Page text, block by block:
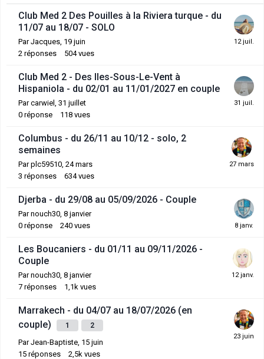
Club Med 2 Des Pouilles à la Riviera turque - du
11/07 au 18/07 - SOLO
ParJacques 19 juin
2 réponses 504 vues
Club Med 2 - Des Iles-Sous-Le-Vent à
Hispaniola - du 02/01 au 11/01/2027 en couple
Parcarwiel 31 juillet
0 réponse 118 vues
Columbus - du 26/11 au 10/12 - solo, 2
semaines
Parplc59510 24 mars
3 réponses 634 vues
Djerba - du 29/08 au 05/09/2026 - Couple
Parnouch30 8 janvier
0 réponse 240 vues
Les Boucaniers - du 01/11 au 09/11/2026 -
Couple
Parnouch30 8 janvier
7 réponses 1,1k vues
Marrakech - du 04/07 au 18/07/2026 (en
couple)
1 2
ParJean-Baptiste 15 juin
15 réponses 2,5k vues